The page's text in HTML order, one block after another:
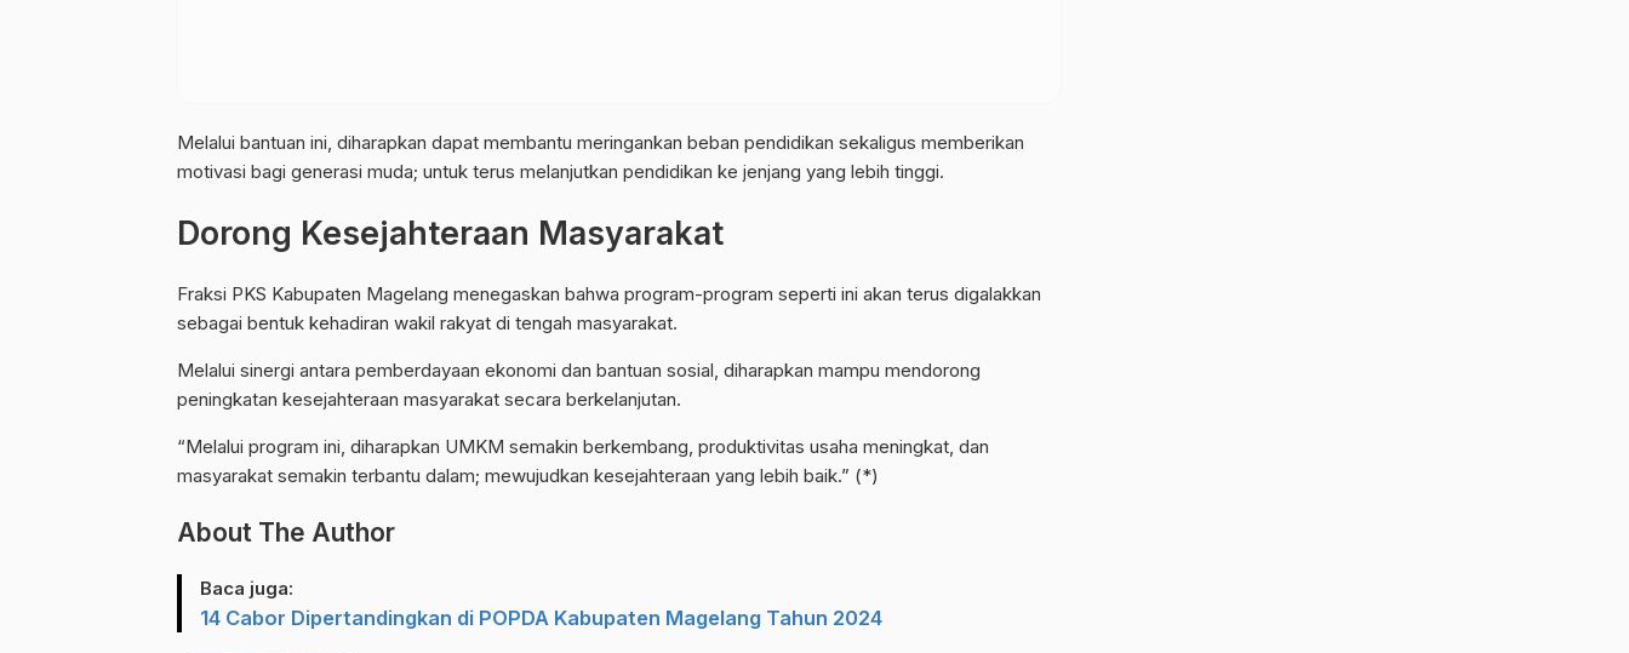
Melalui bantuan ini, diharapkan dapat membantu meringankan beban pendidikan sekaligus memberikan
motivasi bagi generasi muda; untuk terus melanjutkan pendidikan ke jenjang yang lebih tinggi.
Dorong Kesejahteraan Masyarakat
Fraksi PKS Kabupaten Magelang menegaskan bahwa program-program seperti ini akan terus digalakkan
sebagai bentuk kehadiran wakil rakyat di tengah masyarakat.
Melalui sinergi antara pemberdayaan ekonomi dan bantuan sosial, diharapkan mampu mendorong
peningkatan kesejahteraan masyarakat secara berkelanjutan.
“Melalui program ini, diharapkan UMKM semakin berkembang, produktivitas usaha meningkat, dan
masyarakat semakin terbantu dalam; mewujudkan kesejahteraan yang lebih baik.” (*)
About The Author
Baca juga:
14 Cabor Dipertandingkan di POPDA Kabupaten Magelang Tahun 2024